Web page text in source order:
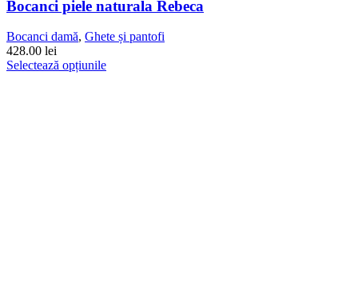
Bocanci piele naturala Rebeca
Bocanci damă, Ghete și pantofi
428.00 lei
Selectează opțiunileAcest